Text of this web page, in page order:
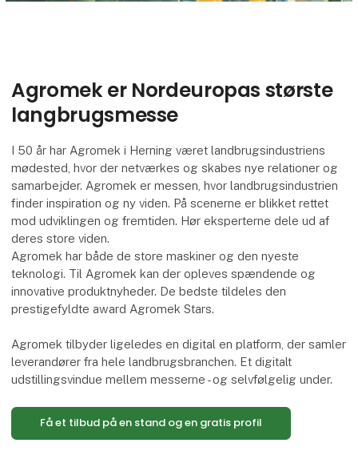
Agromek er Nordeuropas største
langbrugsmesse
I 50 år har Agromek i Herning været landbrugsindustriens
mødested, hvor der netværkes og skabes nye relationer og
samarbejder. Agromek er messen, hvor landbrugsindustrien
finder inspiration og ny viden. På scenerne er blikket rettet
mod udviklingen og fremtiden. Hør eksperterne dele ud af
deres store viden.
Agromek har både de store maskiner og den nyeste
teknologi. Til Agromek kan der opleves spændende og
innovative produktnyheder. De bedste tildeles den
prestigefyldte award Agromek Stars.
Agromek tilbyder ligeledes en digital en platform, der samler
leverandører fra hele landbrugsbranchen. Et digitalt
udstillingsvindue mellem messerne - og selvfølgelig under.
Få et tilbud på en stand og en gratis profil